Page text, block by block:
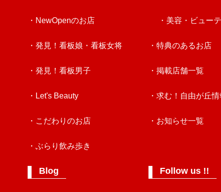
・NewOpenのお店
・発見！看板娘・看板女将
・発見！看板男子
・Let's Beauty
・こだわりのお店
・ぶらり飲み歩き
Blog
・美容・ビュー
・特典のあるお店
・掲載店舗一覧
・求む！自由が丘
・お知らせ一覧
Follow us !!